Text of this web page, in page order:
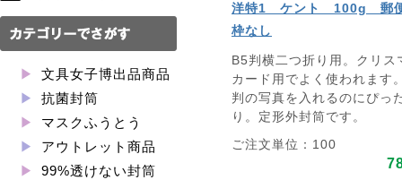
文具女子博出品商品
抗菌封筒
マスクふうとう
アウトレット商品
99%透けない封筒
洋特1 ケント 100g 郵
枠なし
B5判横二つ折り用。クリス
カード用でよく使われます
判の写真を入れるのにぴっ
り。定形外封筒です。
ご注文単位：100